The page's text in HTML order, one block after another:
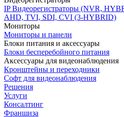
IP Видеорегистраторы (NVR,
AHD, TVI, SDI, CVI (3-HYBRID)
Мониторы
Мониторы и панели
Блоки питания и аксессуары
Блоки бесперебойного питания
Аксессуары для видеонаблюдения
Кронштейны и переходники
Софт для видеонаблюдения
Решения
Услуги
Консалтинг
Франшиза